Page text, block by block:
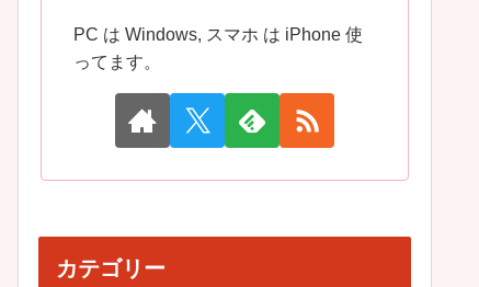
PC は Windows, スマホ は iPhone 使
ってます。
カテゴリー